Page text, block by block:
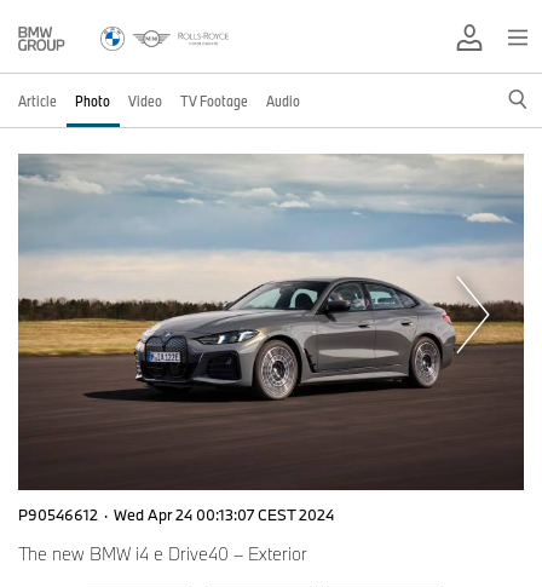
Article Photo Video TV Footage Audio
P90546612 · Wed Apr 24 00:13:07 CEST 2024
The new BMW i4 e Drive40 – Exterior